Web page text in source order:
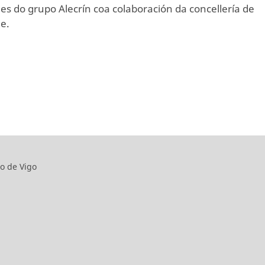
do grupo Alecrín coa colaboración da concellería de
de Vigo